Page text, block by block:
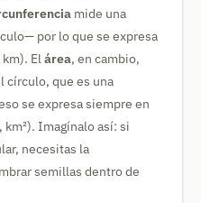
mide una
por lo que se expresa
Elárea, en cambio,
círculo, que es una
se expresa siempre en
km²). Imagínalo así: si
necesitas la
semillas dentro de